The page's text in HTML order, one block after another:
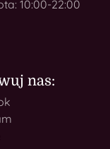
10:00-22:00
nas: